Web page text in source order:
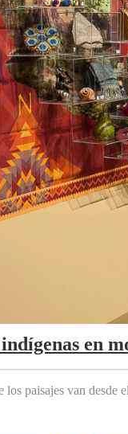
en
paisajes van